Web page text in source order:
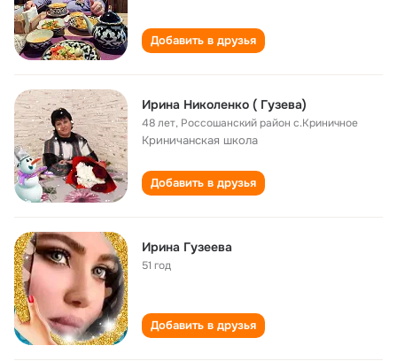
Добавить в друзья
Ирина Николенко ( Гузева)
48 лет, Россошанский район с.Криничное
Криничанская школа
Добавить в друзья
Ирина Гузеева
51 год
Добавить в друзья